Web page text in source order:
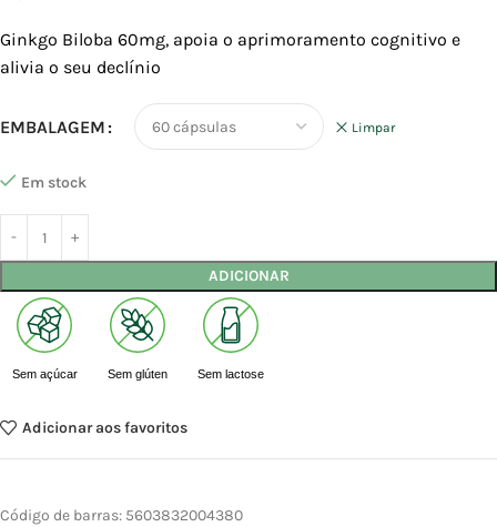
Ginkgo Biloba 60mg, apoia o aprimoramento cognitivo e
alivia o seu declínio
EMBALAGEM Limpar
Em stock
ADICIONAR
Sem açúcar Sem glúten Sem lactose
Adicionar aos favoritos
Código de barras: 5603832004380